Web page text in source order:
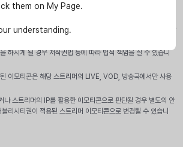
VOD, 방송국, e스포츠 페이지)에서만 개인적인 용도로 사
하시게 될 경우 저작권법 등에 따라 법적 책임을 질 수 있습니
이모티콘은 해당 스트리머의 LIVE, VOD, 방송국에서만 사용
나 스트리머의 IP를 활용한 이모티콘으로 판단될 경우 별도의 안
리시티권이 적용된 스트리머 이모티콘으로 변경될 수 있습니
them on My Page.
understanding.